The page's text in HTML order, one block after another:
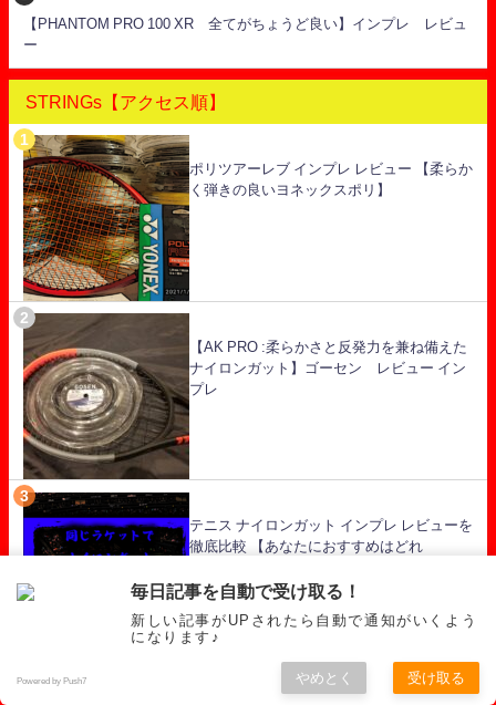
【PHANTOM PRO 100 XR 全てがちょうど良い】インプレ レビュ
ー
STRINGs【アクセス順】
ポリツアーレブ インプレ レビュー 【柔らか
く弾きの良いヨネックスポリ】
【AK PRO :柔らかさと反発力を兼ね備えた
ナイロンガット】ゴーセン レビュー イン
プレ
テニス ナイロンガット インプレ レビューを
徹底比較 【あなたにおすすめはどれ
毎日記事を自動で受け取る！
新しい記事がUPされたら自動で通知がいくよう
になります♪
Powered by Push7 やめとく 受け取る